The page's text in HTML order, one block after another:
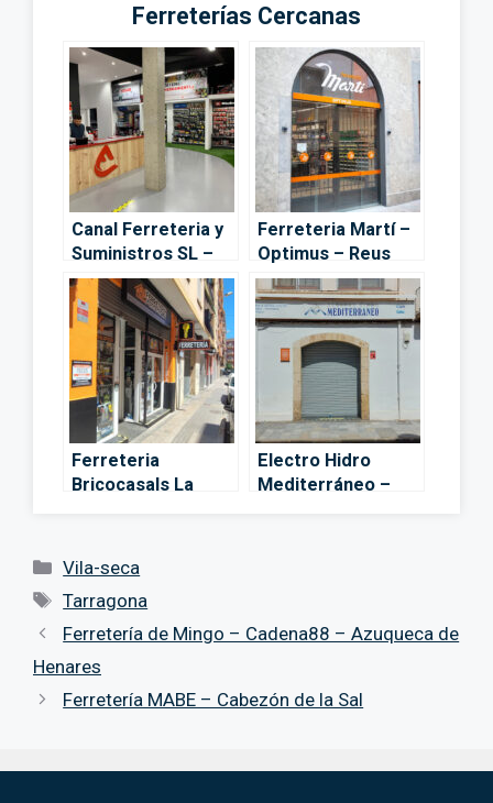
Ferreterías Cercanas
Canal Ferreteria y
Suministros SL –
Vila-seca
Ferreteria Martí –
Optimus – Reus
Ferreteria
Bricocasals La
Electro Hidro
Mediterráneo –
Categorías
Vila-seca
Etiquetas
Tarragona
Ferretería de Mingo – Cadena88 – Azuqueca de
Henares
Ferretería MABE – Cabezón de la Sal